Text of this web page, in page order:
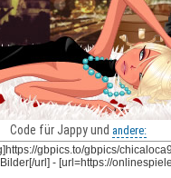
Code für Jappy und andere: